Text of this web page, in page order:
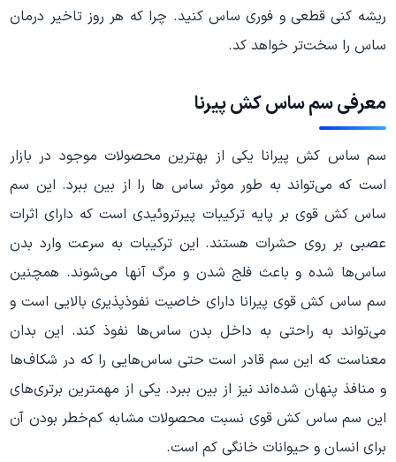
ریشه کنی قطعی و فوری ساس کنید. چرا که هر روز تاخیر درمان
ساس را سخت‌تر خواهد کد.
معرفی سم ساس کش پیرنا
سم ساس کش پیرانا یکی از بهترین محصولات موجود در بازار
است که می‌تواند به طور موثر ساس ها را از بین ببرد. این سم
ساس کش قوی بر پایه ترکیبات پیرتروئیدی است که دارای اثرات
عصبی بر روی حشرات هستند. این ترکیبات به سرعت وارد بدن
ساس‌ها شده و باعث فلج شدن و مرگ آنها می‌شوند. همچنین
سم ساس کش قوی پیرانا دارای خاصیت نفوذپذیری بالایی است و
می‌تواند به راحتی به داخل بدن ساس‌ها نفوذ کند. این بدان
معناست که این سم قادر است حتی ساس‌هایی را که در شکاف‌ها
و منافذ پنهان شده‌اند نیز از بین ببرد. یکی از مهمترین برتری‌های
این سم ساس کش قوی نسبت محصولات مشابه کم‌خطر بودن آن
برای انسان و حیوانات خانگی کم است.